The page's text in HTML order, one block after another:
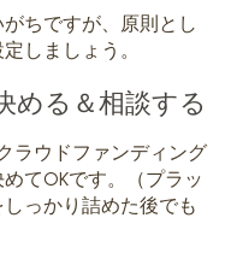
ちですが、原則とし
しましょう。
める＆相談する
ラウドファンディング
てOKです。（プラッ
っかり詰めた後でも